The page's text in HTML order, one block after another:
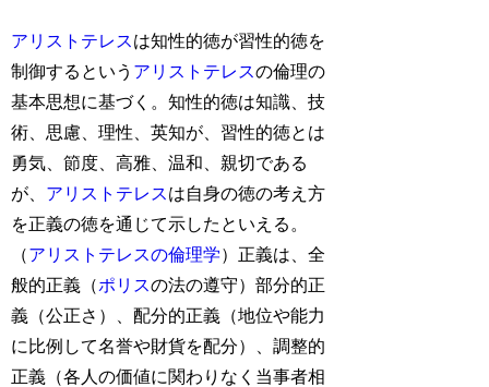
アリストテレスは知性的徳が習性的徳を
制御するという アリストテレスの倫理の
基本思想に基づく。知性的徳は知識、技
術、思慮、理性、英知が、習性的徳とは
勇気、節度、高雅、温和、親切である
が、 アリストテレスは自身の徳の考え方
を正義の徳を通じて示したといえる。
（アリストテレスの倫理学）正義は、全
般的正義（ポリスの法の遵守）部分的正
義（公正さ）、配分的正義（地位や能力
に比例して名誉や財貨を配分）、調整的
正義（各人の価値に関わりなく当事者相